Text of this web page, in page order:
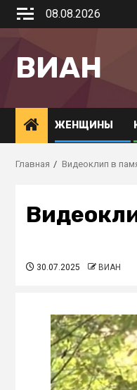
08.08.2026
ВИАН
ЖЕНЩИНЫ
Главная Видеоклип в
30.07.2025 ВИАН